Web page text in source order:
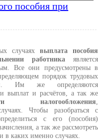
пособия при
случаяхвыплата пособия
работника является
Все они предусмотрены в
порядок трудовых
Им же определяются
выплат и расчётов, а так же
налогообложения
Чтобы разобраться с
с его (пособия)
а так же рассмотреть
в каких именно случаях.